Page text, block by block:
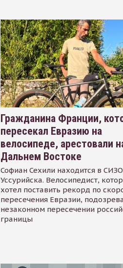
Гражданина Франции,
пересекал Евразию на
велосипеде, арестовали
Дальнем Востоке
Софиан Сехили находится в СИЗО
Уссурийска. Велосипедист,
хотел поставить рекорд по
пересечения Евразии,
незаконном пересечении
границы